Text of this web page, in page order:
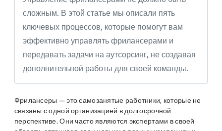
сложным. В этой статье мы описали пять
ключевых процессов, которые помогут вам
эффективно управлять фрилансерами и
передавать задачи на аутсорсинг, не создавая
дополнительной работы для своей команды.
Фрилансеры — это самозанятые работники, которые не
связаны с одной организацией в долгосрочной
перспективе. Они часто являются экспертами в своей